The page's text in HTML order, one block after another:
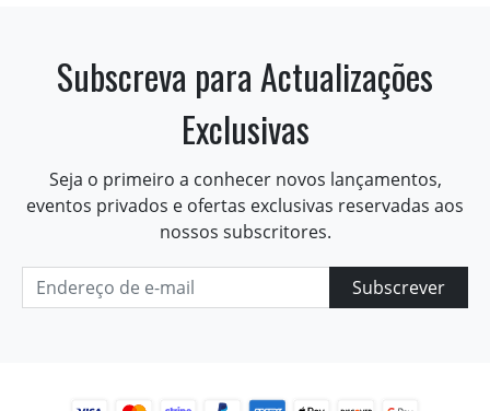
Subscreva para Actualizações
Exclusivas
Seja o primeiro a conhecer novos lançamentos,
eventos privados e ofertas exclusivas reservadas aos
nossos subscritores.
Subscrever